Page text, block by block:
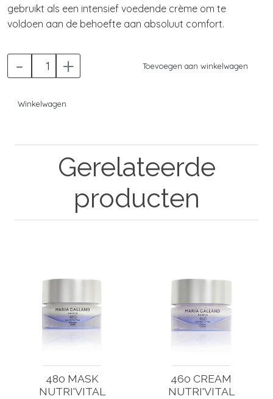
gebruikt als een intensief voedende crème om te
voldoen aan de behoefte aan absoluut comfort.
- + Toevoegen aan winkelwagen
Winkelwagen
Gerelateerde
producten
480 MASK
NUTRI'VITAL
460 CREAM
NUTRI'VITAL